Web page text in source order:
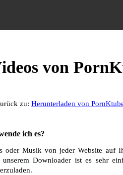
von
zu: Herunterladen von
ich es?
Musik von jeder Website auf
Downloader ist es sehr